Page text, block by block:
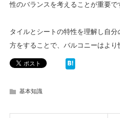
性のバランスを考えることが重要で
タイルとシートの特性を理解し自
方をすることで、バルコニーはより
基本知識